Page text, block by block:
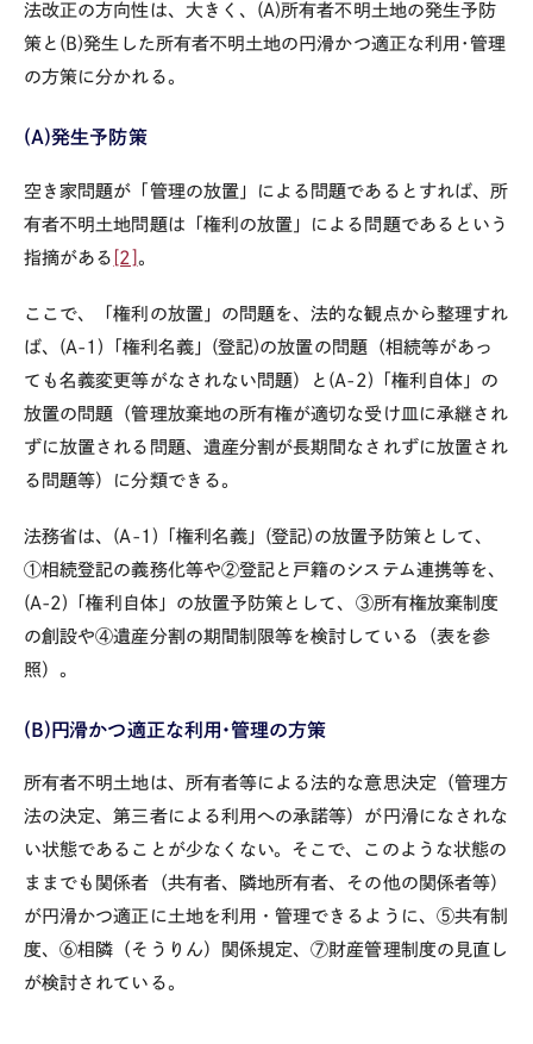
法改正の方向性は、大きく、 (A)所有者不明土地の発生予防
策と (B)発生した所有者不明土地の円滑かつ適正な利用･管理
の方策に分かれる。
(A)発生予防策
空き家問題が「管理の放置」による問題であるとすれば、所
有者不明土地問題は「権利の放置」による問題であるという
指摘がある [2] 。
ここで、「権利の放置」の問題を、法的な観点から整理すれ
ば、 (A-1) 「権利名義」 (登記)の放置の問題（相続等があっ
ても名義変更等がなされない問題）と (A-2) 「権利自体」の
放置の問題（管理放棄地の所有権が適切な受け皿に承継され
ずに放置される問題、遺産分割が長期間なされずに放置され
る問題等）に分類できる。
法務省は、 (A-1) 「権利名義」 (登記) の放置予防策として、
①相続登記の義務化等や②登記と戸籍のシステム連携等を、
(A-2) 「権利自体」の放置予防策として、③所有権放棄制度
の創設や④遺産分割の期間制限等を検討している（表を参
照）。
(B)円滑かつ適正な利用･管理の方策
所有者不明土地は、所有者等による法的な意思決定（管理方
法の決定、第三者による利用への承諾等）が円滑になされな
い状態であることが少なくない。そこで、このような状態の
ままでも関係者（共有者、隣地所有者、その他の関係者等）
が円滑かつ適正に土地を利用・管理できるように、⑤共有制
度、⑥相隣（そうりん）関係規定、⑦財産管理制度の見直し
が検討されている。